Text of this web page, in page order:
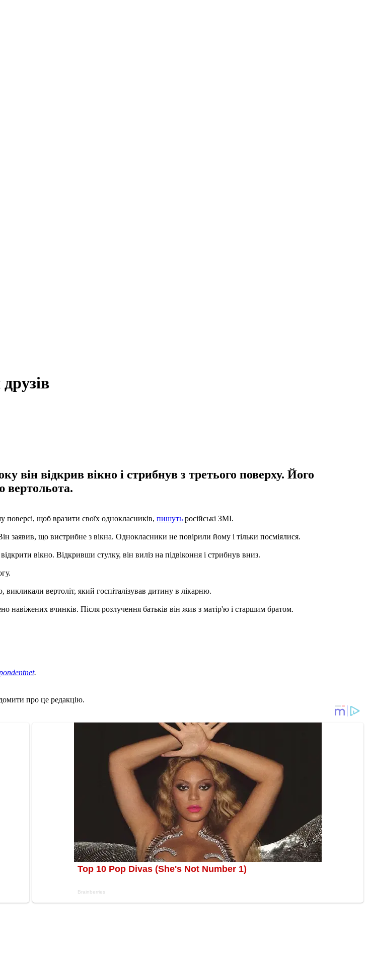
він відкрив вікно і стрибнув з третього поверху. Його
вертольота.
щоб вразити своїх однокласників, пишуть російські ЗМІ.
заявив, що вистрибне з вікна. Однокласники не повірили йому і тільки посміялися.
вікно. Відкривши стулку, він виліз на підвіконня і стрибнув вниз.
вертоліт, який госпіталізував дитину в лікарню.
вчинків. Після розлучення батьків він жив з матір'ю і старшим братом.
.
про це редакцію.